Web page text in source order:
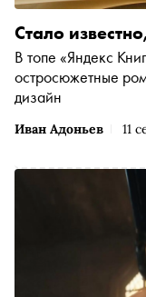
Иван Адоньев 11
Стало
В топе «Яндекс
остросюжетные
дизайн